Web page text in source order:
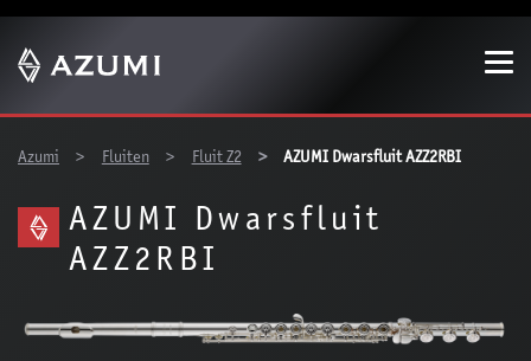
Azumi
Fluiten Fluit Z2 AZUMI Dwarsfluit AZZ2RBI
AZUMI Dwarsfluit
AZZ2RBI